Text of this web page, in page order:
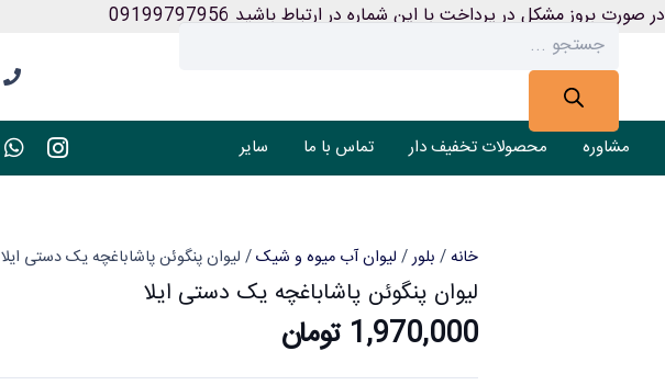
در صورت بروز مشکل در پرداخت با این شماره در ارتباط باشید 09199797956
Products
search
مشاوره محصولات تخفیف دار تماس با ما سایر
خانه/ بلور/ لیوان آب میوه و شیک/ لیوان پنگوئن پاشاباغچه یک دستی ایلا
لیوان پنگوئن پاشاباغچه یک دستی ایلا
1,970,000 تومان